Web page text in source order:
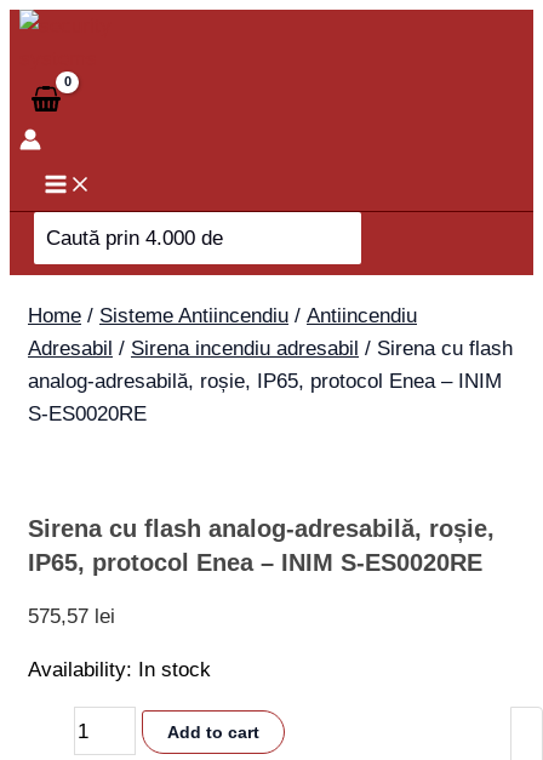
Skip
content
Search
for:
Home / Sisteme Antiincendiu / Antiincendiu
Adresabil / Sirena incendiu adresabil / Sirena cu flash
analog-adresabilă, roșie, IP65, protocol Enea – INIM
S-ES0020RE
Sirena cu flash analog-adresabilă, roșie,
IP65, protocol Enea – INIM S-ES0020RE
575,57 lei
Availability: In stock
Sirena
flash
analog-
adresabilă,
roșie,
IP65,
protocol
Enea
–
INIM
S-
ES0020RE
Add to cart